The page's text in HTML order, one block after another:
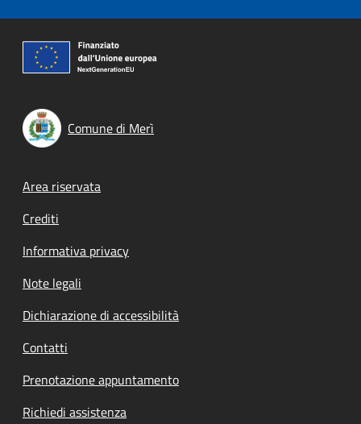
Comune di Merì
Footer menu
Area riservata
Crediti
Informativa privacy
Note legali
Dichiarazione di accessibilità
Contatti
Prenotazione appuntamento
Richiedi assistenza